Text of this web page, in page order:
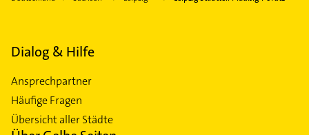
Dialog & Hilfe
Ansprechpartner
Häufige Fragen
Übersicht aller Städte